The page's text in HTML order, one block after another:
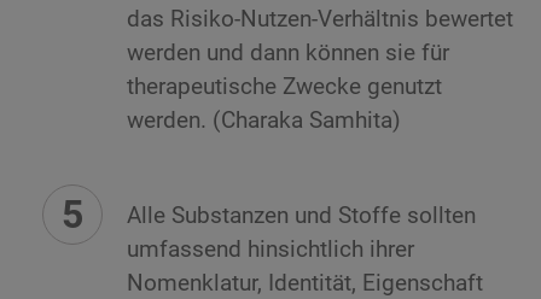
das Risiko-Nutzen-Verhältnis bewertet
werden und dann können sie für
therapeutische Zwecke genutzt
werden. (Charaka Samhita)
Alle Substanzen und Stoffe sollten
umfassend hinsichtlich ihrer
Nomenklatur, Identität, Eigenschaft